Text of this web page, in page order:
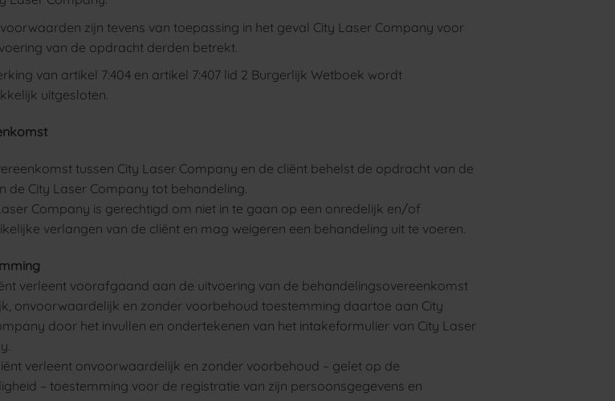
zijn tevens van toepassing in het geval City Laser Company voor
van de opdracht derden betrekt.
van artikel 7:404 en artikel 7:407 lid 2 Burgerlijk Wetboek wordt
uitgesloten.
tussen City Laser Company en de cliënt behelst de opdracht van de
de City Laser Company tot behandeling.
Company is gerechtigd om niet in te gaan op een onredelijk en/of
verlangen van de cliënt en mag weigeren een behandeling uit te voeren.
verleent voorafgaand aan de uitvoering van de behandelingsovereenkomst
onvoorwaardelijk en zonder voorbehoud toestemming daartoe aan City
door het invullen en ondertekenen van het intakeformulier van City Laser
verleent onvoorwaardelijk en zonder voorbehoud – gelet op de
– toestemming voor de registratie van zijn persoonsgegevens en